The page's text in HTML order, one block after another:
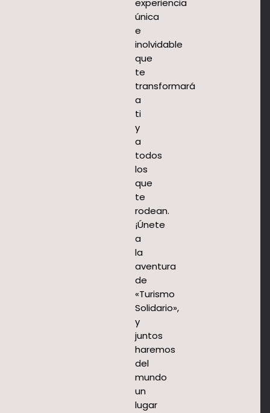
experiencia
única
e
inolvidable
que
te
transformará
a
ti
y
a
todos
los
que
te
rodean.
¡Únete
a
la
aventura
de
«Turismo
Solidario»,
y
juntos
haremos
del
mundo
un
lugar
Turismo
solidario
-
APRODE
PERÚ
APRODE
Muy
Pronto
. . .
APRODE
lanza su